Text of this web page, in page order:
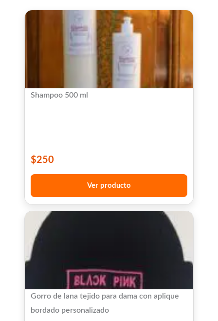
Shampoo 500 ml
$250
Ver producto
Gorro de lana tejido para dama con aplique
bordado personalizado